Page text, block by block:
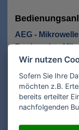
AEG -
Bauknecht -
Baumatic -
Clatronic -
efbe-schott -
Anfrage
Für eine
Wir nutzen
Sofern Sie Ihre
möchten z.B.
bereits erteilter
nachfolgenden